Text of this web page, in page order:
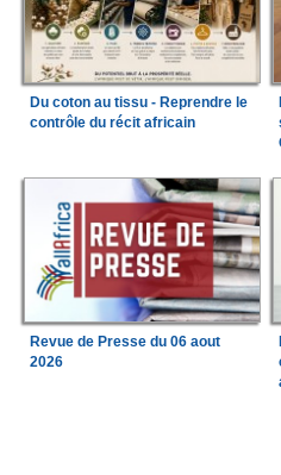
Du coton au tissu - Reprendre le
contrôle du récit africain
Revue de Presse du 06 aout
2026